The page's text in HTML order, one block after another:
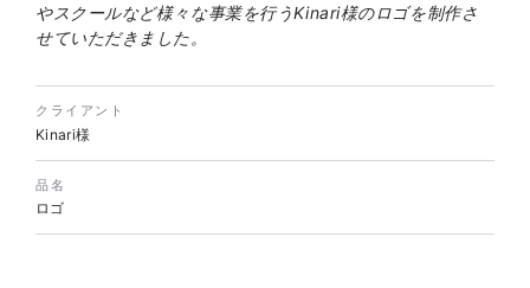
ECサイト
#Shopify
やスクールなど様々な事業を行うKinari様のロゴを制作さ
せていただきました。
クライアント
Kinari様
品名
ロゴ